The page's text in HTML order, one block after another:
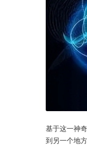
基于这一神
到另一个地方